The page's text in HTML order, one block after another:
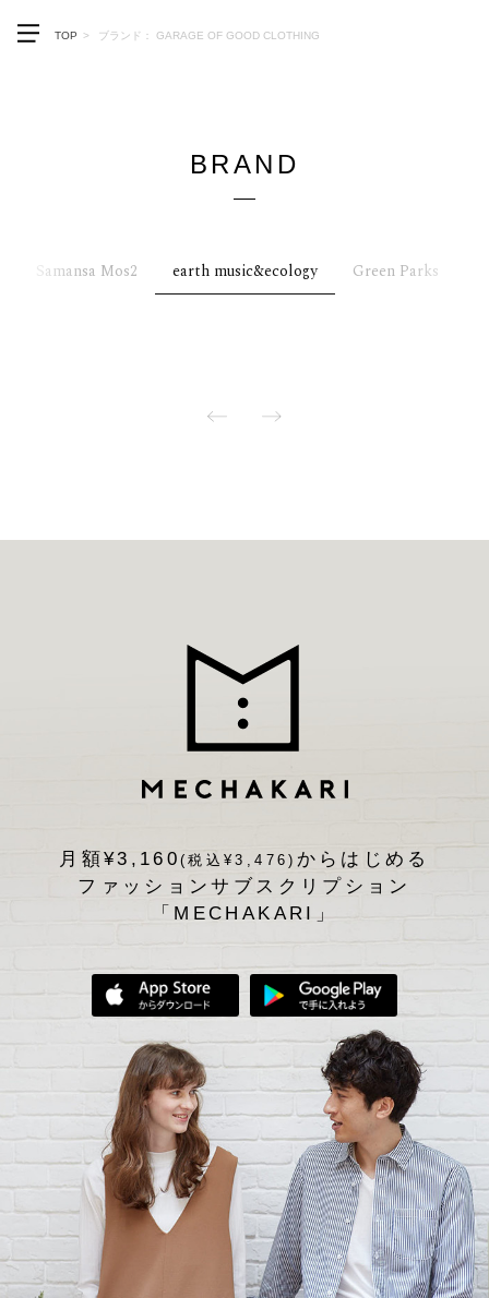
TOP
ブランド： GARAGE OF GOOD CLOTHING
BRAND
Samansa Mos2 earth music&ecology Green Parks
月額¥3,160(税込¥3,476) からはじめる
ファッションサブスクリプション
「MECHAKARI」
App Storeからダウンロード